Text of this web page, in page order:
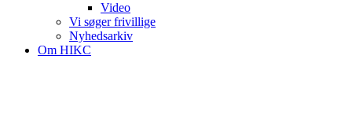
Video
Vi søger frivillige
Nyhedsarkiv
Om HIKC